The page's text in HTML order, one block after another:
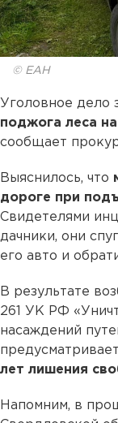
© ЕАН
Уголовное дело
поджога леса
сообщает
Выяснилось, что
дороге при
Свидетелями
дачники, они
его авто и
В результате
261 УК РФ
насаждений
предусматривает
лет лишения
Напомним, в